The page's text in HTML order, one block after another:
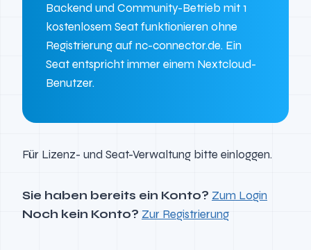
Backend und Community-Betrieb mit 1
kostenlosem Seat funktionieren ohne
Registrierung auf nc-connector.de. Ein
Seat entspricht immer einem Nextcloud-
Benutzer.
Für Lizenz- und Seat-Verwaltung bitte einloggen.
Sie haben bereits ein Konto? Zum Login
Noch kein Konto? Zur Registrierung